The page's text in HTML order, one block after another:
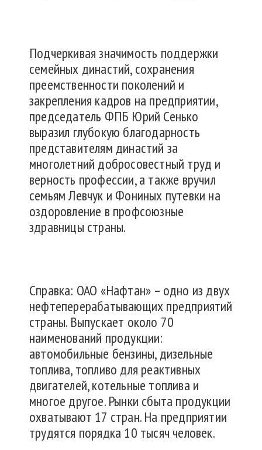
Подчеркивая значимость поддержки
семейных династий, сохранения
преемственности поколений и
закрепления кадров на предприятии,
председатель ФПБ Юрий Сенько
выразил глубокую благодарность
представителям династий за
многолетний добросовестный труд и
верность профессии, а также вручил
семьям Левчук и Фониных путевки на
оздоровление в профсоюзные
здравницы страны.
Справка: ОАО «Нафтан» – одно из двух
нефтеперерабатывающих предприятий
страны. Выпускает около 70
наименований продукции:
автомобильные бензины, дизельные
топлива, топливо для реактивных
двигателей, котельные топлива и
многое другое. Рынки сбыта продукции
охватывают 17 стран. На предприятии
трудятся порядка 10 тысяч человек.